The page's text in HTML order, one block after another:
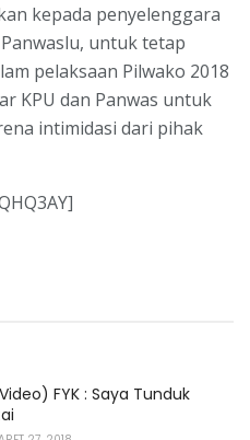
kepada penyelenggara
untuk tetap
pelaksaan Pilwako 2018
KPU dan Panwas untuk
intimidasi dari pihak
FYK : Saya Tunduk